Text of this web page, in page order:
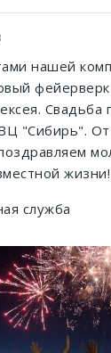
нашей
Свадьба
"Сибирь". От
жизни!
служба